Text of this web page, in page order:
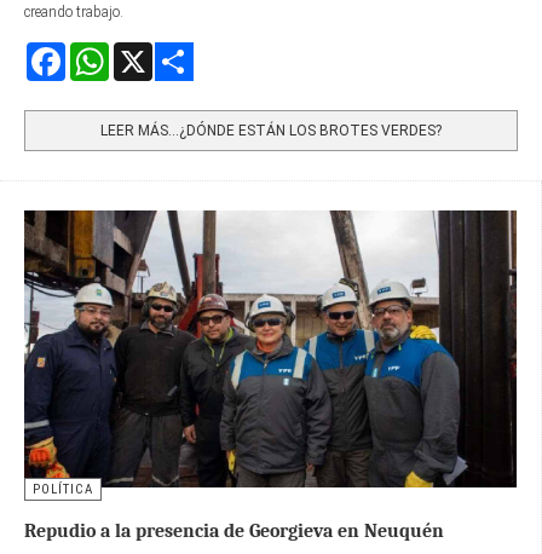
creando trabajo.
FacebookWhatsApp
LEER MÁS…¿DÓNDE ESTÁN LOS BROTES VERDES?
POLÍTICA
Repudio a la presencia de Georgieva en Neuquén